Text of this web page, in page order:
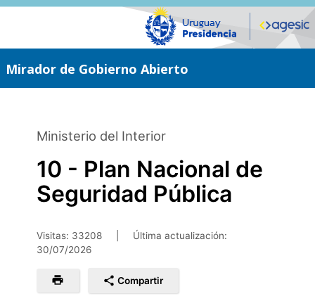
Saltar
Mirador de Gobierno Abierto
Ministerio del Interior
10 - Plan Nacional de
Seguridad Pública
Visitas: 33208
Última actualización:
30/07/2026
Compartir